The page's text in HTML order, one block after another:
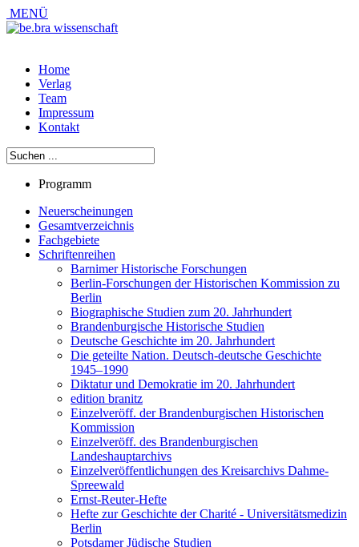
MENÜ
Home
Verlag
Team
Impressum
Kontakt
Programm
Neuerscheinungen
Gesamtverzeichnis
Fachgebiete
Schriftenreihen
Barnimer Historische Forschungen
Berlin-Forschungen der Historischen Kommission zu
Berlin
Biographische Studien zum 20. Jahrhundert
Brandenburgische Historische Studien
Deutsche Geschichte im 20. Jahrhundert
Die geteilte Nation. Deutsch-deutsche Geschichte
1945–1990
Diktatur und Demokratie im 20. Jahrhundert
edition branitz
Einzelveröff. der Brandenburgischen Historischen
Kommission
Einzelveröff. des Brandenburgischen
Landeshauptarchivs
Einzelveröffentlichungen des Kreisarchivs Dahme-
Spreewald
Ernst-Reuter-Hefte
Hefte zur Geschichte der Charité - Universitätsmedizin
Berlin
Potsdamer Jüdische Studien